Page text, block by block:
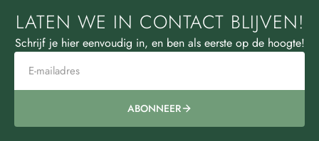
LATEN WE IN CONTACT BLIJVEN!
Schrijf je hier eenvoudig in, en ben als eerste op de hoogte!
ABONNEER